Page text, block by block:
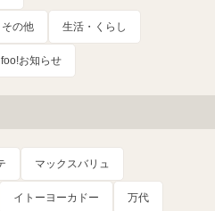
の他 生活・くらし
お知らせ
マックスバリュ
イトーヨーカドー 万代